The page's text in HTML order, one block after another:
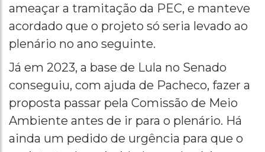
ameaçar a tramitação da PEC, e manteve
acordado que o projeto só seria levado ao
plenário no ano seguinte.
Já em 2023, a base de Lula no Senado
conseguiu, com ajuda de Pacheco, fazer a
proposta passar pela Comissão de Meio
Ambiente antes de ir para o plenário. Há
ainda um pedido de urgência para que o